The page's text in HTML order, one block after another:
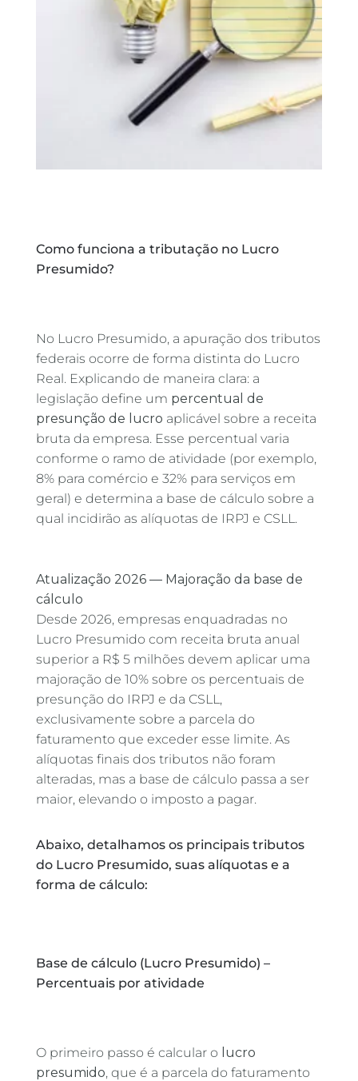
Como funciona a tributação no Lucro
Presumido?
No Lucro Presumido, a apuração dos tributos
federais ocorre de forma distinta do Lucro
Real. Explicando de maneira clara: a
legislação define um percentual de
presunção de lucro aplicável sobre a receita
bruta da empresa. Esse percentual varia
conforme o ramo de atividade (por exemplo,
8% para comércio e 32% para serviços em
geral) e determina a base de cálculo sobre a
qual incidirão as alíquotas de IRPJ e CSLL.
Atualização 2026 — Majoração da base de
cálculo
Desde 2026, empresas enquadradas no
Lucro Presumido com receita bruta anual
superior a R$ 5 milhões devem aplicar uma
majoração de 10% sobre os percentuais de
presunção do IRPJ e da CSLL,
exclusivamente sobre a parcela do
faturamento que exceder esse limite. As
alíquotas finais dos tributos não foram
alteradas, mas a base de cálculo passa a ser
maior, elevando o imposto a pagar.
Abaixo, detalhamos os principais tributos
do Lucro Presumido, suas alíquotas e a
forma de cálculo:
Base de cálculo (Lucro Presumido) –
Percentuais por atividade
O primeiro passo é calcular o lucro
presumido, que é a parcela do faturamento